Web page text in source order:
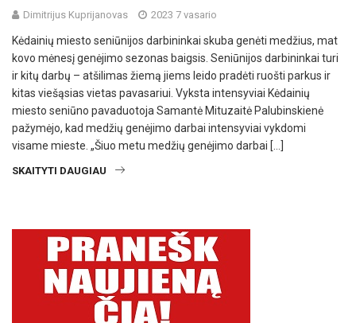
Dimitrijus Kuprijanovas 2023 7 vasario
Kėdainių miesto seniūnijos darbininkai skuba genėti medžius, mat
kovo mėnesį genėjimo sezonas baigsis. Seniūnijos darbininkai turi
ir kitų darbų – atšilimas žiemą jiems leido pradėti ruošti parkus ir
kitas viešąsias vietas pavasariui. Vyksta intensyviai Kėdainių
miesto seniūno pavaduotoja Samantė Mituzaitė Palubinskienė
pažymėjo, kad medžių genėjimo darbai intensyviai vykdomi
visame mieste. „Šiuo metu medžių genėjimo darbai […]
SKAITYTI DAUGIAU